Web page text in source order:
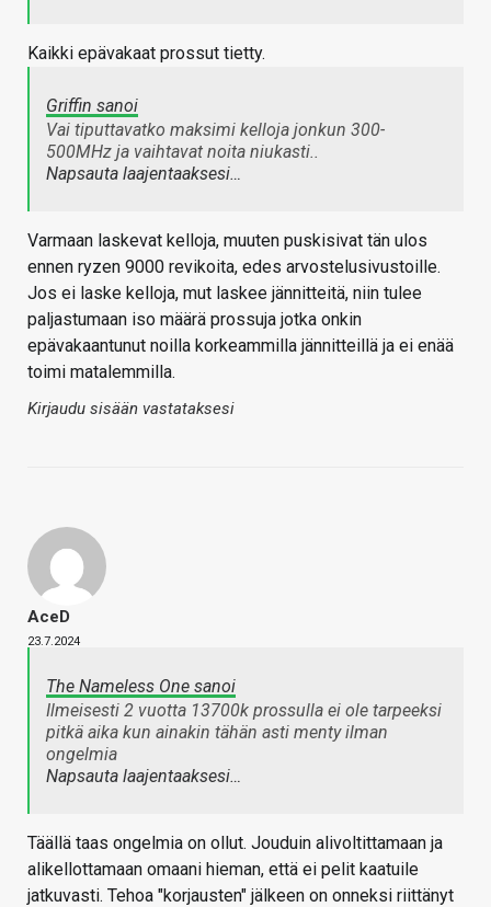
Kaikki epävakaat prossut tietty.
Griffin sanoi
Vai tiputtavatko maksimi kelloja jonkun 300-
500MHz ja vaihtavat noita niukasti..
Napsauta laajentaaksesi…
Varmaan laskevat kelloja, muuten puskisivat tän ulos
ennen ryzen 9000 revikoita, edes arvostelusivustoille.
Jos ei laske kelloja, mut laskee jännitteitä, niin tulee
paljastumaan iso määrä prossuja jotka onkin
epävakaantunut noilla korkeammilla jännitteillä ja ei enää
toimi matalemmilla.
Kirjaudu sisään vastataksesi
AceD
23.7.2024
The Nameless One sanoi
Ilmeisesti 2 vuotta 13700k prossulla ei ole tarpeeksi
pitkä aika kun ainakin tähän asti menty ilman
ongelmia
Napsauta laajentaaksesi…
Täällä taas ongelmia on ollut. Jouduin alivoltittamaan ja
alikellottamaan omaani hieman, että ei pelit kaatuile
jatkuvasti. Tehoa "korjausten" jälkeen on onneksi riittänyt